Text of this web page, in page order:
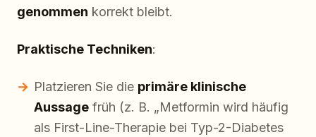
genommen korrekt bleibt.
Praktische Techniken:
Platzieren Sie die primäre klinische
Aussage früh (z. B. „Metformin wird häufig
als First-Line-Therapie bei Typ-2-Diabetes